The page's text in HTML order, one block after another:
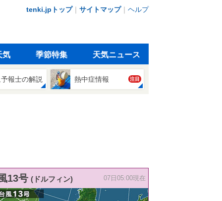
tenki.jpトップ｜ サイトマップ｜ ヘルプ
気 季節特集 天気ニュース
報士の解説 熱中症情報 注目
13号 (ドルフィン) 07日05:00現在